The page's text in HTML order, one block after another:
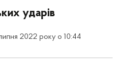
ударів
2022 року о 10:44